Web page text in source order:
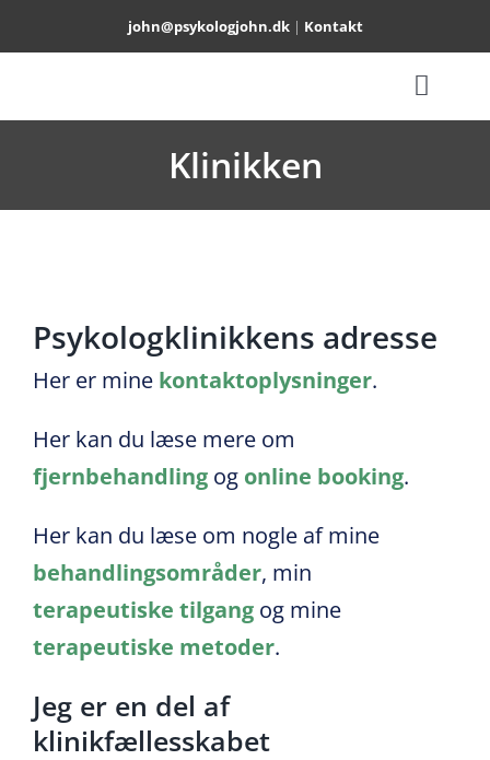
to
john@psykologjohn.dk| Kontakt
OM
Klinikken
Psykologklinikkens adresse
Her er mine kontaktoplysninger.
Her kan du læse mere om
fjernbehandlingog online booking.
Her kan du læse om nogle af mine
behandlingsområder, min
terapeutiske tilgangog mine
terapeutiske metoder.
Jeg er en del af
klinikfællesskabet